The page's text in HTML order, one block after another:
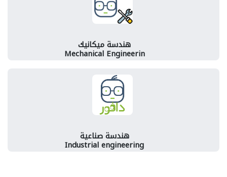
هندسة ميكانيك
Mechanical Engineerin
هندسة صناعية
Industrial engineering